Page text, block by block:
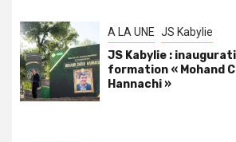
A LA UNE JS Kabylie
JS Kabylie :
formation « Mohand
Hannachi »